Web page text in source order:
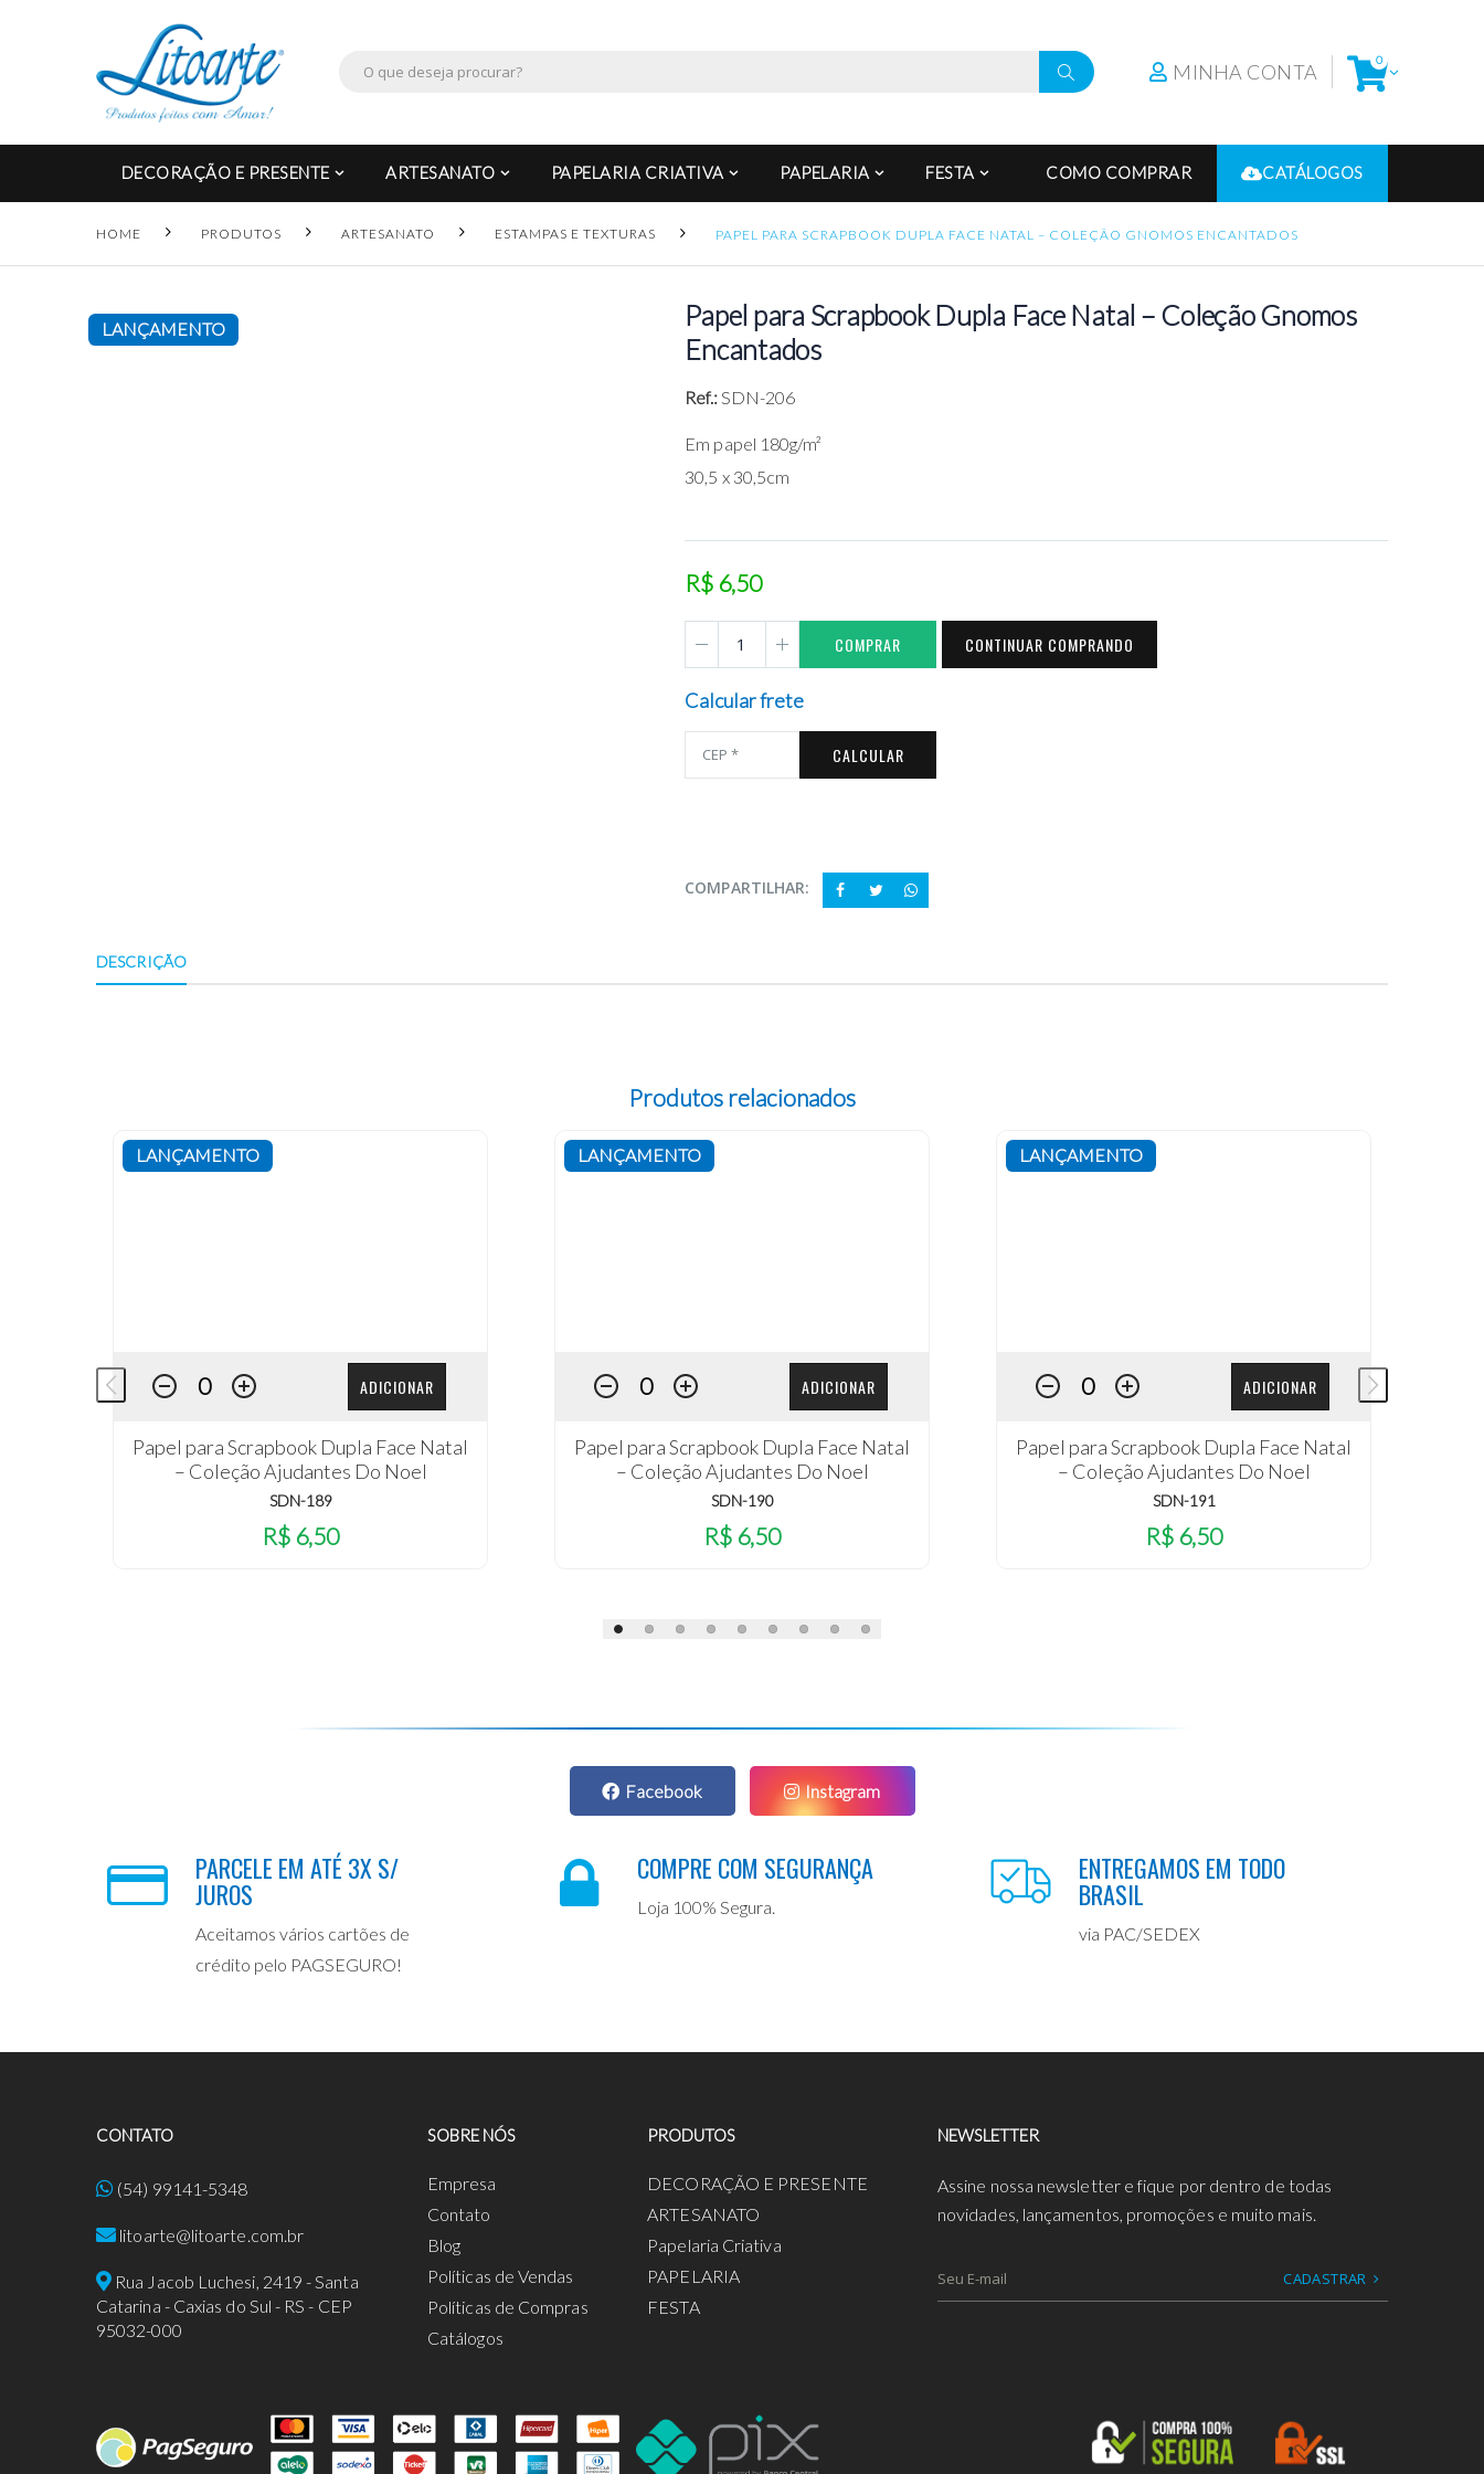
MINHA CONTA 0
DECORAÇÃO E PRESENTE ARTESANATO PAPELARIA CRIATIVA PAPELARIA FESTA COMO COMPRAR CATÁLOGOS
HOME PRODUTOS ARTESANATO ESTAMPAS E TEXTURAS PAPEL PARA SCRAPBOOK DUPLA FACE NATAL – COLEÇÃO GNOMOS ENCANTADOS
LANÇAMENTO
Papel para Scrapbook Dupla Face Natal – Coleção Gnomos
Encantados
Ref.:SDN-206
Em papel 180g/m²
30,5 x 30,5cm
R$ 6,50
COMPRAR CONTINUAR COMPRANDO
Calcular frete
CALCULAR
COMPARTILHAR:
DESCRIÇÃO
Produtos relacionados
LANÇAMENTO
ADICIONAR
Papel para Scrapbook Dupla Face Natal
– Coleção Ajudantes Do Noel
SDN-189
R$ 6,50
LANÇAMENTO
ADICIONAR
Papel para Scrapbook Dupla Face Natal
– Coleção Ajudantes Do Noel
SDN-190
R$ 6,50
LANÇAMENTO
ADICIONAR
Papel para Scrapbook Dupla Face Natal
– Coleção Ajudantes Do Noel
SDN-191
R$ 6,50
Facebook Instagram
PARCELE EM ATÉ 3X S/
JUROS
Aceitamos vários cartões de
crédito pelo PAGSEGURO!
COMPRE COM SEGURANÇA
Loja 100% Segura.
ENTREGAMOS EM TODO
BRASIL
via PAC/SEDEX
CONTATO
(54) 99141-5348
litoarte@litoarte.com.br
Rua Jacob Luchesi, 2419 - Santa
Catarina - Caxias do Sul - RS - CEP
95032-000
SOBRE NÓS
Empresa
Contato
Blog
Políticas de Vendas
Políticas de Compras
Catálogos
PRODUTOS
DECORAÇÃO E PRESENTE
ARTESANATO
Papelaria Criativa
PAPELARIA
FESTA
NEWSLETTER
Assine nossa newsletter e fique por dentro de todas
novidades, lançamentos, promoções e muito mais.
CADASTRAR